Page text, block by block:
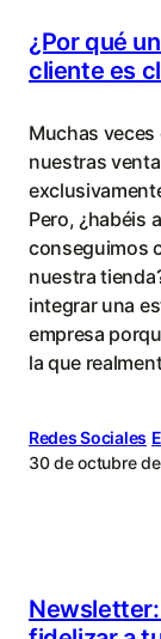
¿Por qué
cliente es
Muchas
nuestras
Pero, ¿habéis
conseguimos
nuestra
integrar una
empresa
la que
Redes Sociales
30 de octubre